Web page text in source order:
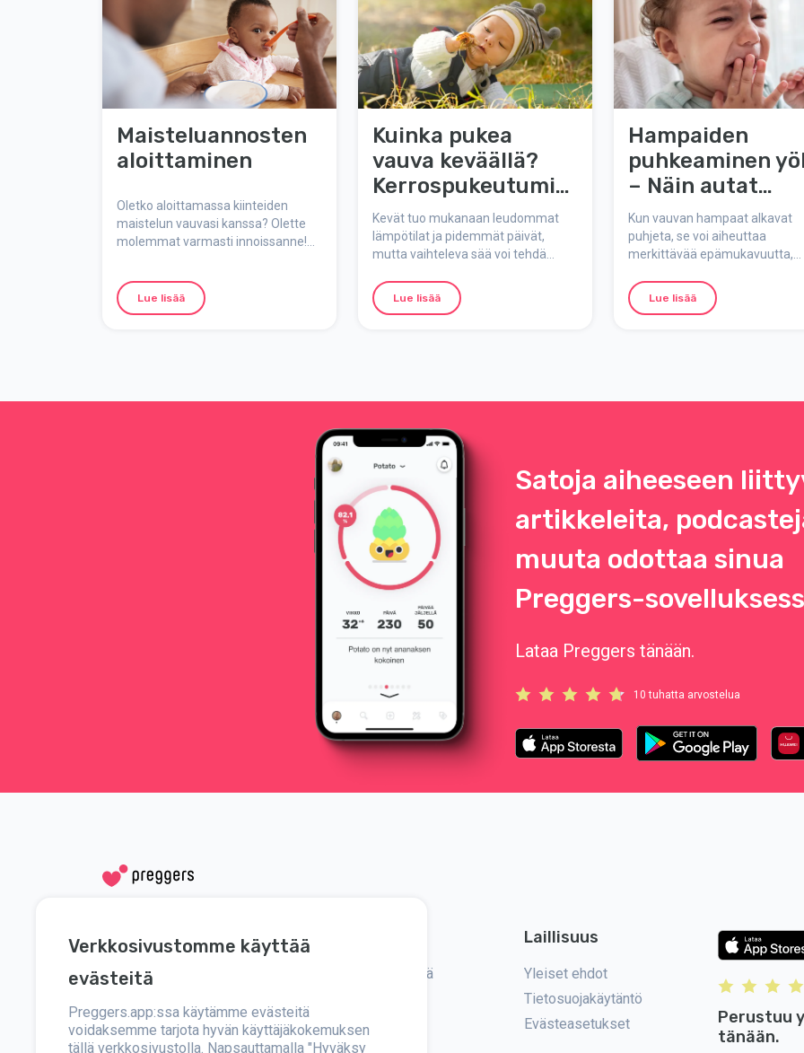
Maisteluannosten
aloittaminen
Oletko aloittamassa kiinteiden
maistelun vauvasi kanssa? Olette
molemmat varmasti innoissanne!
tuntua sinusta työläältä ja
sotkuiselta. Jatka siinä tapauksessa
lukemista! Tulet toivottavasti
luodaksesi hyvän pohjan
Lue lisää
Kuinka pukea
vauva keväällä?
Kerrospukeutumis
opas taaperoille
Kevät tuo mukanaan leudommat
lämpötilat ja pidemmät päivät,
mutta vaihteleva sää voi tehdä
Kerrospukeutuminen on paras tapa
pitää lapsesi mukavana ja
Lue lisää
Hampaiden
puhkeaminen
– Näin autat
vauvaasi
nukkumaan
paremmin
Kun vauvan hampaat alkavat
puhjeta, se voi aiheuttaa
merkittävää epämukavuutta,
voimakkaammin. Tässä
vinkki, joilla voit helpottaa
Lue lisää
Satoja aiheeseen
artikkeleita,
muuta odottaa sinua
Preggers-
Lataa Preggers tänään.
10 tuhatta arvostelua
Sosiaalinen media
Instagram
Ota meihin yhteyttä
Laillisuus
Yleiset ehdot
Tietosuojakäytäntö
Evästeasetukset
Perustuu
tänään.
Verkkosivustomme käyttää
evästeitä
Preggers.app:ssa käytämme evästeitä
voidaksemme tarjota hyvän käyttäjäkokemuksen
tällä verkkosivustolla. Napsauttamalla "Hyväksy